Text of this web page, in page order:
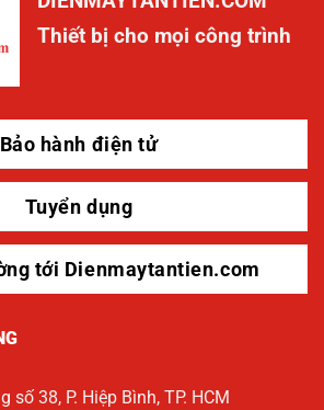
Thiết bị cho mọi công trình
Bảo hành điện tử
Tuyển dụng
tới Dienmaytantien.com
38, P. Hiệp Bình, TP. HCM